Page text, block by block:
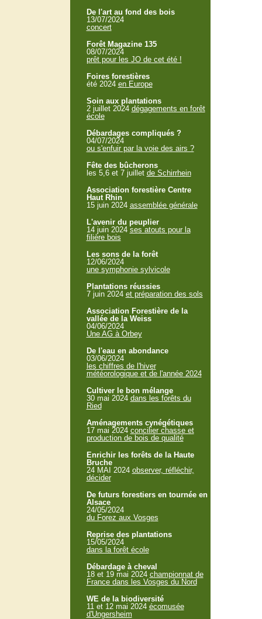
De l'art au fond des bois
13/07/2024
concert
Forêt Magazine 135
08/07/2024
prêt pour les JO de cet été !
Foires forestières
été 2024 en Europe
Soin aux plantations
2 juillet 2024 dégagements en forêt
école
Débardages compliqués ?
04/07/2024
ou s'enfuir par la voie des airs ?
Fête des bûcherons
les 5,6 et 7 juillet de Schirrhein
Association forestière Centre
Haut Rhin
15 juin 2024 assemblée générale
L'avenir du peuplier
14 juin 2024 ses atouts pour la
filière bois
Les sons de la forêt
12/06/2024
une symphonie sylvicole
Plantations réussies
7 juin 2024 et préparation des sols
Association Forestière de la
vallée de la Weiss
04/06/2024
Une AG à Orbey
De l'eau en abondance
03/06/2024
les chiffres de l'hiver
météorologique et de l'année 2024
Cultiver le bon mélange
30 mai 2024 dans les forêts du
Ried
Aménagements cynégétiques
17 mai 2024 concilier chasse et
production de bois de qualité
Enrichir les forêts de la Haute
Bruche
24 MAI 2024 observer, réfléchir,
décider
De futurs forestiers en tournée en
Alsace
24/05/2024
du Forez aux Vosges
Reprise des plantations
15/05/2024
dans la forêt école
Débardage à cheval
18 et 19 mai 2024 championnat de
France dans les Vosges du Nord
WE de la biodiversité
11 et 12 mai 2024 écomusée
d'Ungersheim